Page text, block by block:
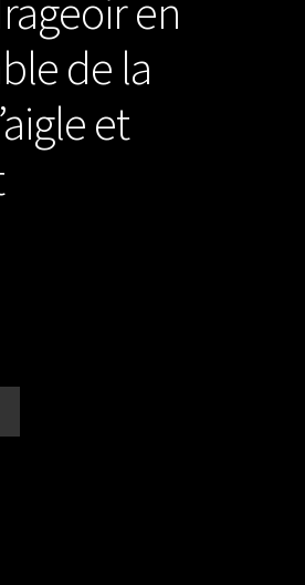
en
de la
et
:
€.